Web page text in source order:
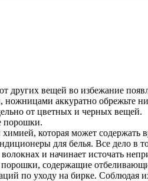
других вещей во избежание
ножницами аккуратно обрежьте
от цветных и черных вещей.
порошки.
химией, которая может
для белья. Все дело в
волокнах и начинает источать
содержащие
по уходу на бирке. Соблюдая